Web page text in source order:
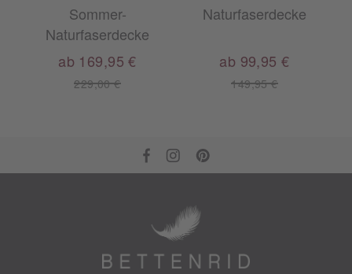
Sommer-
Naturfaserdecke
229,00 €
ab 169,95 €
Naturfaserdecke
149,95 €
ab 99,95 €